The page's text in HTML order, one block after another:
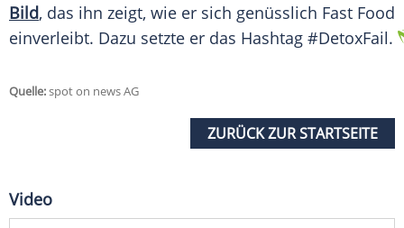
Bild, das ihn zeigt, wie er sich genüsslich Fast Food
einverleibt. Dazu setzte er das Hashtag #DetoxFail.
Quelle:spot on news AG
ZURÜCK ZUR STARTSEITE
Video